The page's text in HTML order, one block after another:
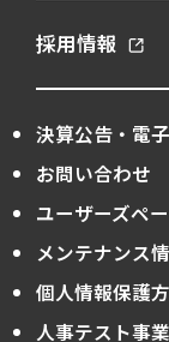
採用情報
決算公告・電
お問い合わせ
ユーザーズペ
メンテナンス
個人情報保護
人事テスト事